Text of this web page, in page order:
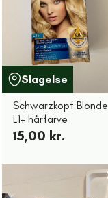
Slagelse
Schwarzkopf Blonde
L1+ hårfarve
15,00 kr.